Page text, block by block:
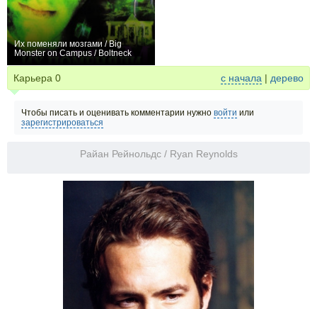
Их поменяли мозгами / Big
Monster on Campus / Boltneck
Карьера 0 с начала | дерево
Чтобы писать и оценивать комментарии нужно войти или
зарегистрироваться
Райан Рейнольдс / Ryan Reynolds